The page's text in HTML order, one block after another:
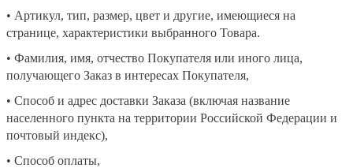
• Артикул, тип, размер, цвет и другие, имеющиеся на
странице, характеристики выбранного Товара.
• Фамилия, имя, отчество Покупателя или иного лица,
получающего Заказ в интересах Покупателя,
• Способ и адрес доставки Заказа (включая название
населенного пункта на территории Российской Федерации и
почтовый индекс),
• Способ оплаты,